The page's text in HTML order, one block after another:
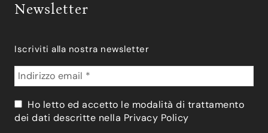
Newsletter
Iscriviti alla nostra newsletter
Ho letto ed accetto le modalità di trattamento
dei dati descritte nella Privacy Policy